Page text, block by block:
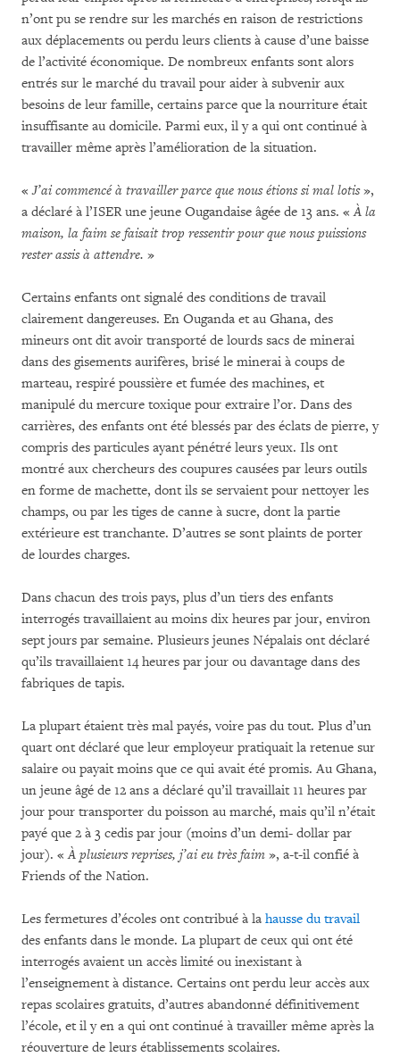
n’ont pu se rendre sur les marchés en raison de restrictions
aux déplacements ou perdu leurs clients à cause d’une baisse
de l’activité économique. De nombreux enfants sont alors
entrés sur le marché du travail pour aider à subvenir aux
besoins de leur famille, certains parce que la nourriture était
insuffisante au domicile. Parmi eux, il y a qui ont continué à
travailler même après l’amélioration de la situation.
«J’ai commencé à travailler parce que nous étions si mal lotis»,
a déclaré à l’ISER une jeune Ougandaise âgée de 13 ans. «À la
maison, la faim se faisait trop ressentir pour que nous puissions
rester assis à attendre. »
Certains enfants ont signalé des conditions de travail
clairement dangereuses. En Ouganda et au Ghana, des
mineurs ont dit avoir transporté de lourds sacs de minerai
dans des gisements aurifères, brisé le minerai à coups de
marteau, respiré poussière et fumée des machines, et
manipulé du mercure toxique pour extraire l’or. Dans des
carrières, des enfants ont été blessés par des éclats de pierre, y
compris des particules ayant pénétré leurs yeux. Ils ont
montré aux chercheurs des coupures causées par leurs outils
en forme de machette, dont ils se servaient pour nettoyer les
champs, ou par les tiges de canne à sucre, dont la partie
extérieure est tranchante. D’autres se sont plaints de porter
de lourdes charges.
Dans chacun des trois pays, plus d’un tiers des enfants
interrogés travaillaient au moins dix heures par jour, environ
sept jours par semaine. Plusieurs jeunes Népalais ont déclaré
qu’ils travaillaient 14 heures par jour ou davantage dans des
fabriques de tapis.
La plupart étaient très mal payés, voire pas du tout. Plus d’un
quart ont déclaré que leur employeur pratiquait la retenue sur
salaire ou payait moins que ce qui avait été promis. Au Ghana,
un jeune âgé de 12 ans a déclaré qu’il travaillait 11 heures par
jour pour transporter du poisson au marché, mais qu’il n’était
payé que 2 à 3 cedis par jour (moins d’un demi- dollar par
jour). «À plusieurs reprises, j’ai eu très faim », a-t-il confié à
Friends of the Nation.
Les fermetures d’écoles ont contribué à la hausse du travail
des enfants dans le monde. La plupart de ceux qui ont été
interrogés avaient un accès limité ou inexistant à
l’enseignement à distance. Certains ont perdu leur accès aux
repas scolaires gratuits, d’autres abandonné définitivement
l’école, et il y en a qui ont continué à travailler même après la
réouverture de leurs établissements scolaires.